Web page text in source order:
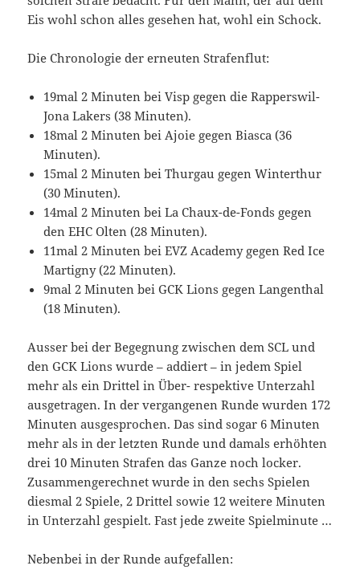
Eis wohl schon alles gesehen hat, wohl ein Schock.
Die Chronologie der erneuten Strafenflut:
19mal 2 Minuten bei Visp gegen die Rapperswil-
Jona Lakers (38 Minuten).
18mal 2 Minuten bei Ajoie gegen Biasca (36
Minuten).
15mal 2 Minuten bei Thurgau gegen Winterthur
(30 Minuten).
14mal 2 Minuten bei La Chaux-de-Fonds gegen
den EHC Olten (28 Minuten).
11mal 2 Minuten bei EVZ Academy gegen Red Ice
Martigny (22 Minuten).
9mal 2 Minuten bei GCK Lions gegen Langenthal
(18 Minuten).
Ausser bei der Begegnung zwischen dem SCL und
den GCK Lions wurde – addiert – in jedem Spiel
mehr als ein Drittel in Über- respektive Unterzahl
ausgetragen. In der vergangenen Runde wurden 172
Minuten ausgesprochen. Das sind sogar 6 Minuten
mehr als in der letzten Runde und damals erhöhten
drei 10 Minuten Strafen das Ganze noch locker.
Zusammengerechnet wurde in den sechs Spielen
diesmal 2 Spiele, 2 Drittel sowie 12 weitere Minuten
in Unterzahl gespielt. Fast jede zweite Spielminute …
Nebenbei in der Runde aufgefallen: